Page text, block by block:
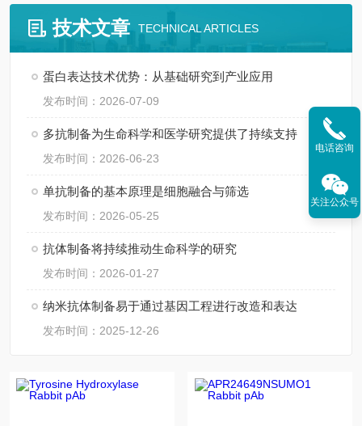
技术文章 TECHNICAL ARTICLES
蛋白表达技术优势：从基础研究到产业应用
发布时间：2026-07-09
多抗制备为生命科学和医学研究提供了持续支持
发布时间：2026-06-23
单抗制备的基本原理是细胞融合与筛选
发布时间：2026-05-25
抗体制备将持续推动生命科学的研究
发布时间：2026-01-27
纳米抗体制备易于通过基因工程进行改造和表达
发布时间：2025-12-26
电话咨询
关注公众号